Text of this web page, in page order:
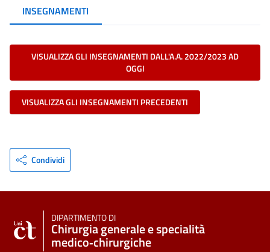
INSEGNAMENTI
VISUALIZZA GLI INSEGNAMENTI DALL'A.A. 2022/2023 AD
OGGI
VISUALIZZA GLI INSEGNAMENTI PRECEDENTI
Condividi
DIPARTIMENTO DI
Chirurgia generale e specialità
medico‑chirurgiche